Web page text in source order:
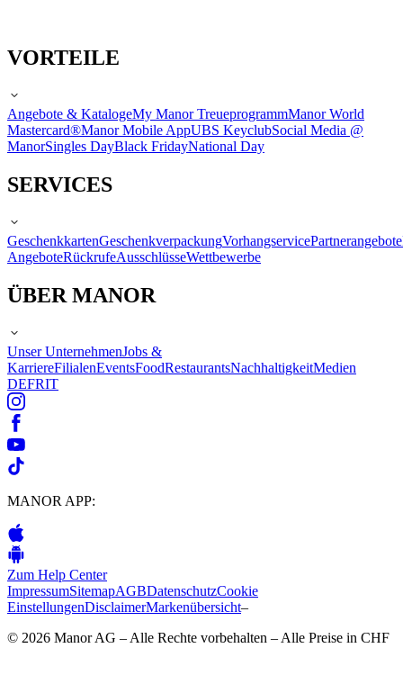
VORTEILE
Angebote & KatalogeMy Manor TreueprogrammManor World
Mastercard®Manor Mobile AppUBS KeyclubSocial Media @
ManorSingles DayBlack FridayNational Day
SERVICES
GeschenkkartenGeschenkverpackungVorhangservicePartnerangebote
AngeboteRückrufeAusschlüsseWettbewerbe
ÜBER MANOR
Unser UnternehmenJobs &
KarriereFilialenEventsFoodRestaurantsNachhaltigkeitMedien
DEFRIT
MANOR APP:
Zum Help Center
ImpressumSitemapAGBDatenschutzCookie
EinstellungenDisclaimerMarkenübersicht–
© 2026 Manor AG – Alle Rechte vorbehalten – Alle Preise in CHF